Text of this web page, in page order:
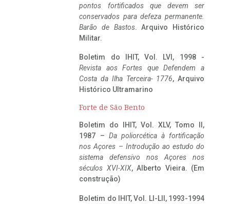
pontos fortificados que devem ser
conservados para defeza permanente.
Barão de Bastos. Arquivo Histórico
Militar.
Boletim do IHIT, Vol. LVI, 1998 -
Revista aos Fortes que Defendem a
Costa da Ilha Terceira- 1776, Arquivo
Histórico Ultramarino
Forte de São Bento
Boletim do IHIT, Vol. XLV, Tomo II,
1987 – Da poliorcética à fortificação
nos Açores – Introdução ao estudo do
sistema defensivo nos Açores nos
séculos XVI-XIX, Alberto Vieira. (Em
construção)
Boletim do IHIT, Vol. LI-LII, 1993-1994